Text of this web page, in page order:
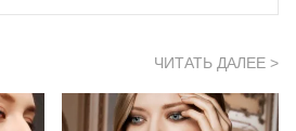
ЧИТАТЬ ДАЛЕЕ >